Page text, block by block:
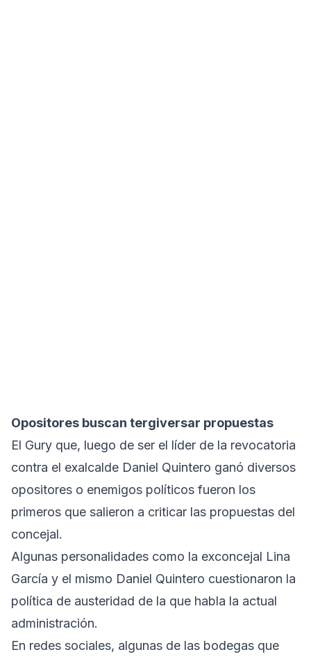
Opositores buscan tergiversar propuestas
El Gury que, luego de ser el líder de la revocatoria
contra el exalcalde Daniel Quintero ganó diversos
opositores o enemigos políticos fueron los
primeros que salieron a criticar las propuestas del
concejal.
Algunas personalidades como la exconcejal Lina
García y el mismo Daniel Quintero cuestionaron la
política de austeridad de la que habla la actual
administración.
En redes sociales, algunas de las bodegas que